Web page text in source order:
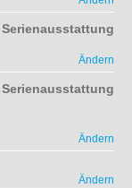
Serienausstattung
Ändern
Serienausstattung
Ändern
Ändern